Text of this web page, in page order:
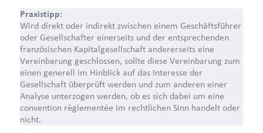
Praxistipp:
Wird direkt oder indirekt zwischen einem Geschäftsführer
oder Gesellschafter einerseits und der entsprechenden
französischen Kapitalgesellschaft andererseits eine
Vereinbarung geschlossen, sollte diese Vereinbarung zum
einen generell im Hinblick auf das Interesse der
Gesellschaft überprüft werden und zum anderen einer
Analyse unterzogen werden, ob es sich dabei um eine
convention règlementée im rechtlichen Sinn handelt oder
nicht.